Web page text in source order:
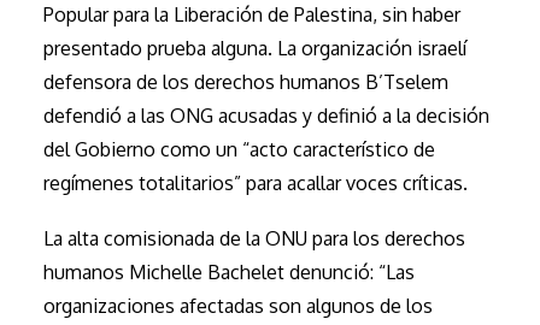
Popular para la Liberación de Palestina, sin haber
presentado prueba alguna. La organización israelí
defensora de los derechos humanos B’Tselem
defendió a las ONG acusadas y definió a la decisión
del Gobierno como un “acto característico de
regímenes totalitarios” para acallar voces críticas.
La alta comisionada de la ONU para los derechos
humanos Michelle Bachelet denunció: “Las
organizaciones afectadas son algunos de los